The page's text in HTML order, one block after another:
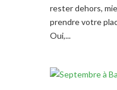
rester dehors,
prendre votre
Oui,...